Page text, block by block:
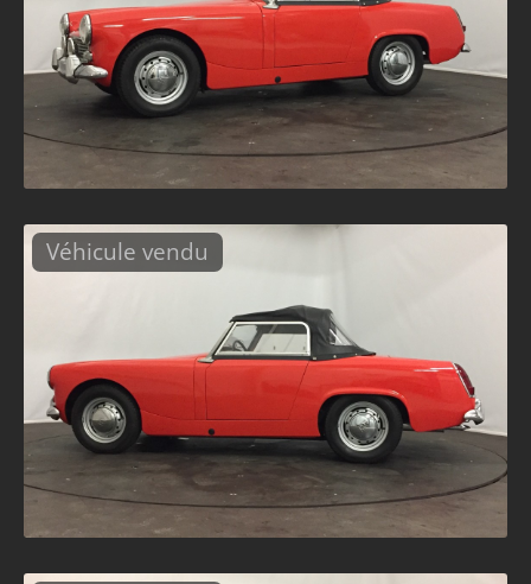
Véhicule vendu